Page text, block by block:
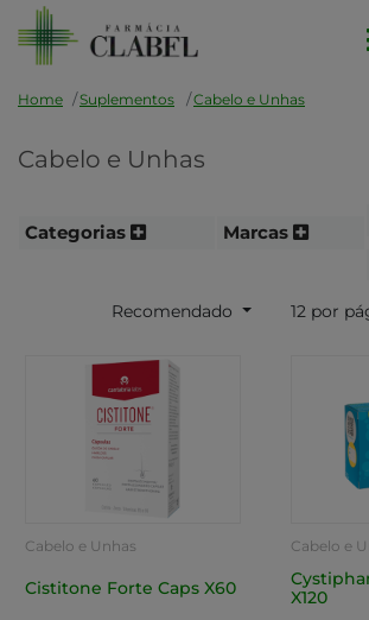
Home Suplementos Cabelo e Unhas
Cabelo e Unhas
Categorias Marcas
Recomendado 12 por
Cabelo e Unhas
Cistitone Forte Caps X60
Cabelo e
X120